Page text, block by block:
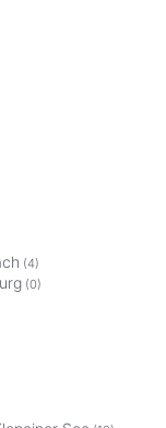
(4)
(0)